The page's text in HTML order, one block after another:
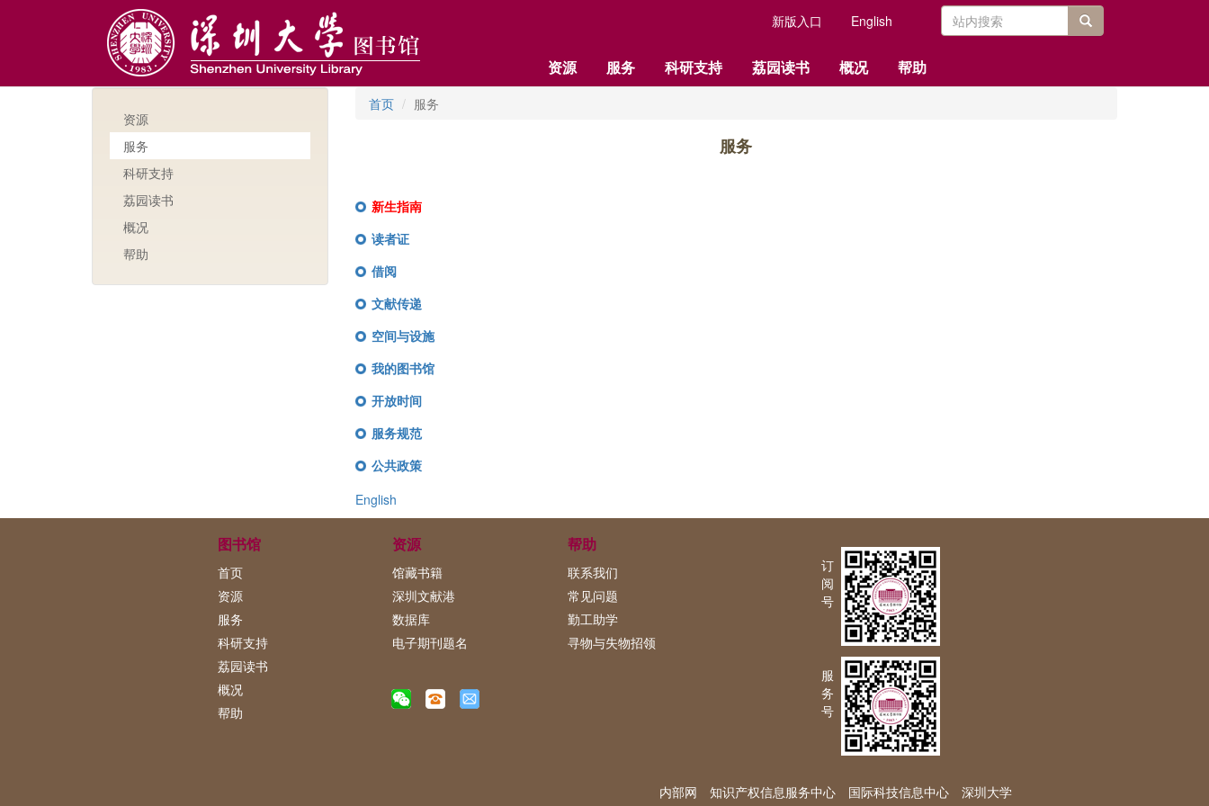
新版入口 English 搜
表
资源 服务 科研支持 荔园读书 概况 帮助
资源
服务
科研支持
荔园读书
概况
帮助
首页 服务
服务
新生指南
读者证
借阅
文献传递
空间与设施
我的图书馆
开放时间
服务规范
公共政策
English
图书馆
首页
资源
服务
科研支持
荔园读书
概况
帮助
资源
馆藏书籍
深圳文献港
数据库
电子期刊题名
帮助
联系我们
常见问题
勤工助学
寻物与失物招领
订
阅
号
服
务
号
内部网 知识产权信息服务中心 国际科技信息中心 深圳大学